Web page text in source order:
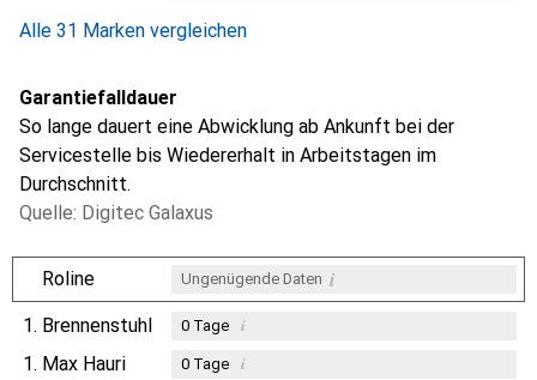
Alle 31 Marken vergleichen
Garantiefalldauer
So lange dauert eine Abwicklung ab Ankunft bei der
Servicestelle bis Wiedererhalt in Arbeitstagen im
Durchschnitt.
Quelle: Digitec Galaxus
Roline Ungenügende Daten i
1. Brennenstuhl 0Tage i
1. Max Hauri 0Tage i